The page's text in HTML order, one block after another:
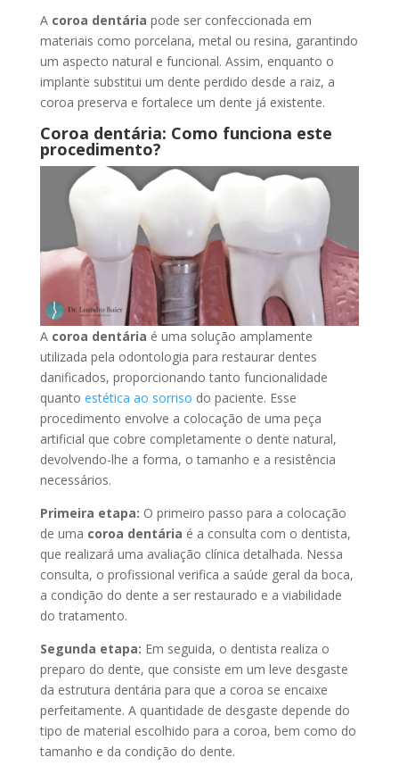
A coroa dentária pode ser confeccionada em
materiais como porcelana, metal ou resina, garantindo
um aspecto natural e funcional. Assim, enquanto o
implante substitui um dente perdido desde a raiz, a
coroa preserva e fortalece um dente já existente.
Coroa dentária: Como funciona este
procedimento?
A coroa dentária é uma solução amplamente
utilizada pela odontologia para restaurar dentes
danificados, proporcionando tanto funcionalidade
quanto estética ao sorriso do paciente. Esse
procedimento envolve a colocação de uma peça
artificial que cobre completamente o dente natural,
devolvendo-lhe a forma, o tamanho e a resistência
necessários.
Primeira etapa: O primeiro passo para a colocação
de uma coroa dentária é a consulta com o dentista,
que realizará uma avaliação clínica detalhada. Nessa
consulta, o profissional verifica a saúde geral da boca,
a condição do dente a ser restaurado e a viabilidade
do tratamento.
Segunda etapa: Em seguida, o dentista realiza o
preparo do dente, que consiste em um leve desgaste
da estrutura dentária para que a coroa se encaixe
perfeitamente. A quantidade de desgaste depende do
tipo de material escolhido para a coroa, bem como do
tamanho e da condição do dente.